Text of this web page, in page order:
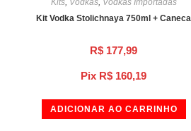
Pix R$ 160,19
Kit Vodka Stolichnaya 750ml + Caneca
R$ 177,99
ADICIONAR AO CARRINHO